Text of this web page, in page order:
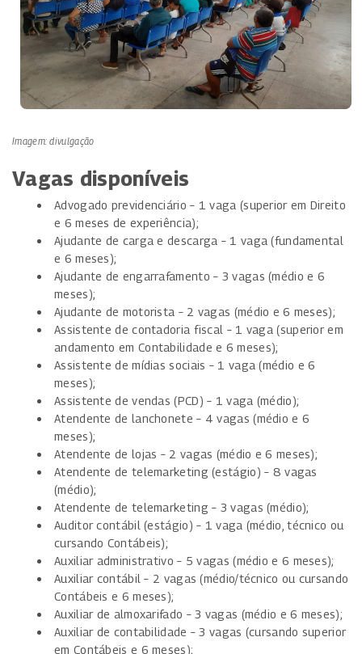
Imagem: divulgação
Vagas disponíveis
Advogado previdenciário – 1 vaga (superior em Direito
e 6 meses de experiência);
Ajudante de carga e descarga – 1 vaga (fundamental
e 6 meses);
Ajudante de engarrafamento – 3 vagas (médio e 6
meses);
Ajudante de motorista – 2 vagas (médio e 6 meses);
Assistente de contadoria fiscal – 1 vaga (superior em
andamento em Contabilidade e 6 meses);
Assistente de mídias sociais – 1 vaga (médio e 6
meses);
Assistente de vendas (PCD) – 1 vaga (médio);
Atendente de lanchonete – 4 vagas (médio e 6
meses);
Atendente de lojas – 2 vagas (médio e 6 meses);
Atendente de telemarketing (estágio) – 8 vagas
(médio);
Atendente de telemarketing – 3 vagas (médio);
Auditor contábil (estágio) – 1 vaga (médio, técnico ou
cursando Contábeis);
Auxiliar administrativo – 5 vagas (médio e 6 meses);
Auxiliar contábil – 2 vagas (médio/técnico ou cursando
Contábeis e 6 meses);
Auxiliar de almoxarifado – 3 vagas (médio e 6 meses);
Auxiliar de contabilidade – 3 vagas (cursando superior
em Contábeis e 6 meses);